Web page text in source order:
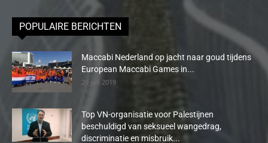
POPULAIRE BERICHTEN
Maccabi Nederland op jacht naar goud tijdens
European Maccabi Games in...
29 juli 2019
Top VN-organisatie voor Palestijnen
beschuldigd van seksueel wangedrag,
discriminatie en misbruik...